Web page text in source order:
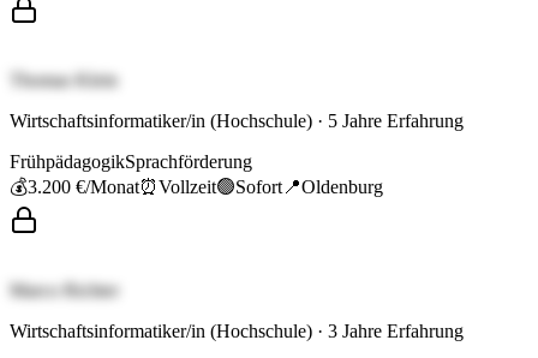
Thomas Klein
Wirtschaftsinformatiker/in (Hochschule) · 5 Jahre Erfahrung
FrühpädagogikSprachförderung
💰3.200 €/Monat⏰Vollzeit🟢Sofort 📍Oldenburg
Marco Richter
Wirtschaftsinformatiker/in (Hochschule) · 3 Jahre Erfahrung